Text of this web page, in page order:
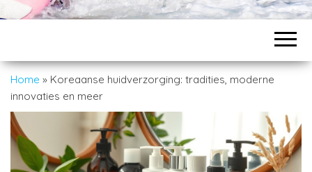
Home » Koreaanse huidverzorging: tradities, moderne
innovaties en meer